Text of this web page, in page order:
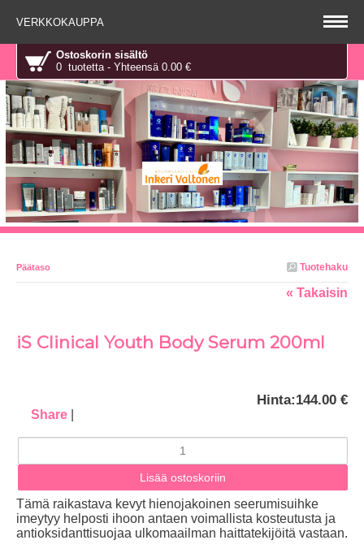
VERKKOKAUPPA
Ostoskorin sisältö
0 tuotetta - Yhteensä 0.00 €
Tuotehaku
Päätaso
« Takaisin
iS Clinical Youth Body Serum 200ml
Share
Hinta:144.00 €
Tämä raikastava kevyt hienojakoinen seerumisuihke
imeytyy helposti ihoon antaen voimallista kosteutusta ja
antioksidanttisuojaa ulkomaailman haittatekijöitä vastaan.